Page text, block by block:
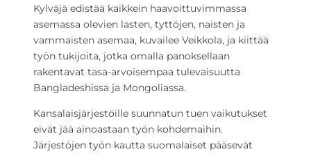
Kylväjä edistää kaikkein haavoittuvimmassa
asemassa olevien lasten, tyttöjen, naisten ja
vammaisten asemaa, kuvailee Veikkola, ja kiittää
työn tukijoita, jotka omalla panoksellaan
rakentavat tasa-arvoisempaa tulevaisuutta
Bangladeshissa ja Mongoliassa.
Kansalaisjärjestöille suunnatun tuen vaikutukset
eivät jää ainoastaan työn kohdemaihin.
Järjestöjen työn kautta suomalaiset pääsevät